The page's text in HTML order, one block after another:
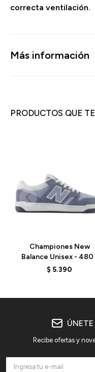
correcta ventilación.
Más información
PRODUCTOS QUE
Championes New
Balance Unisex - 480
BB480LEB - ARCTIC
$ 5.390
Recibe ofertas y